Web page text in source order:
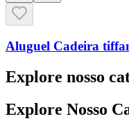
Aluguel Cadeira
Explore nosso
Explore Nosso